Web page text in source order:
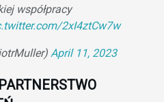
współpracy
2xI4ztCw7w
April 11, 2023